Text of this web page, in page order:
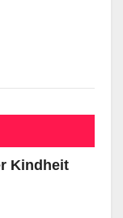
Kindheit